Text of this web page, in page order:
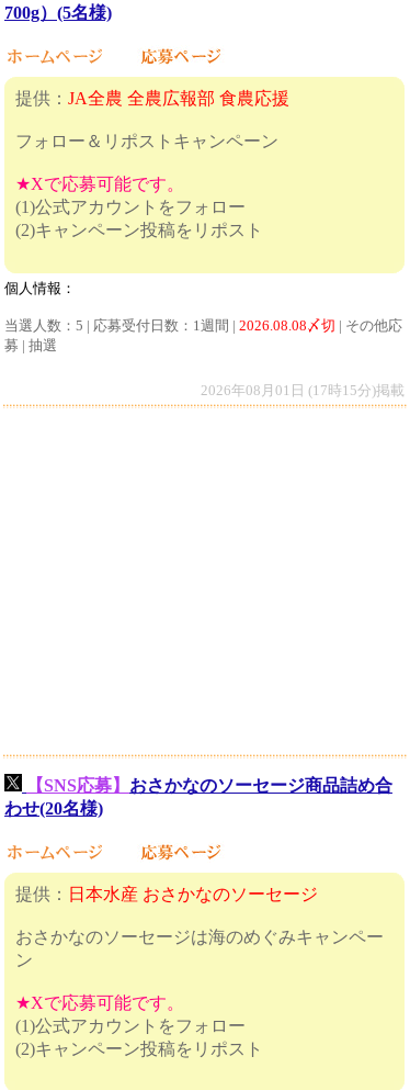
700g）(5名様)
提供： JA全農 全農広報部 食農応援
フォロー＆リポストキャンペーン
★Xで応募可能です。
(1)公式アカウントをフォロー
(2)キャンペーン投稿をリポスト
個人情報：
当選人数：5 | 応募受付日数：1週間 | 2026.08.08〆切 | その他応
募 | 抽選
2026年08月01日 (17時15分)掲載
【SNS応募】 おさかなのソーセージ商品詰め合
わせ(20名様)
提供： 日本水産 おさかなのソーセージ
おさかなのソーセージは海のめぐみキャンペー
ン
★Xで応募可能です。
(1)公式アカウントをフォロー
(2)キャンペーン投稿をリポスト